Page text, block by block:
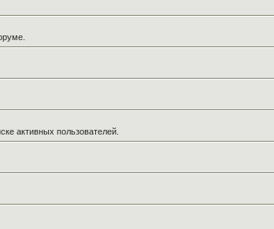
активных пользователей.